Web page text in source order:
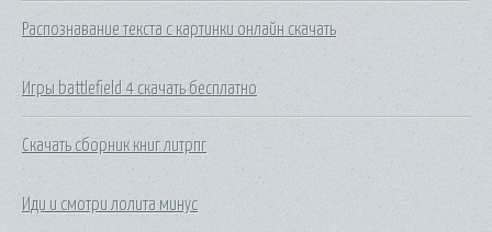
Распознавание текста с картинки онлайн скачать
Игры battlefield 4 скачать бесплатно
Скачать сборник книг литрпг
Иди и смотри лолита минус